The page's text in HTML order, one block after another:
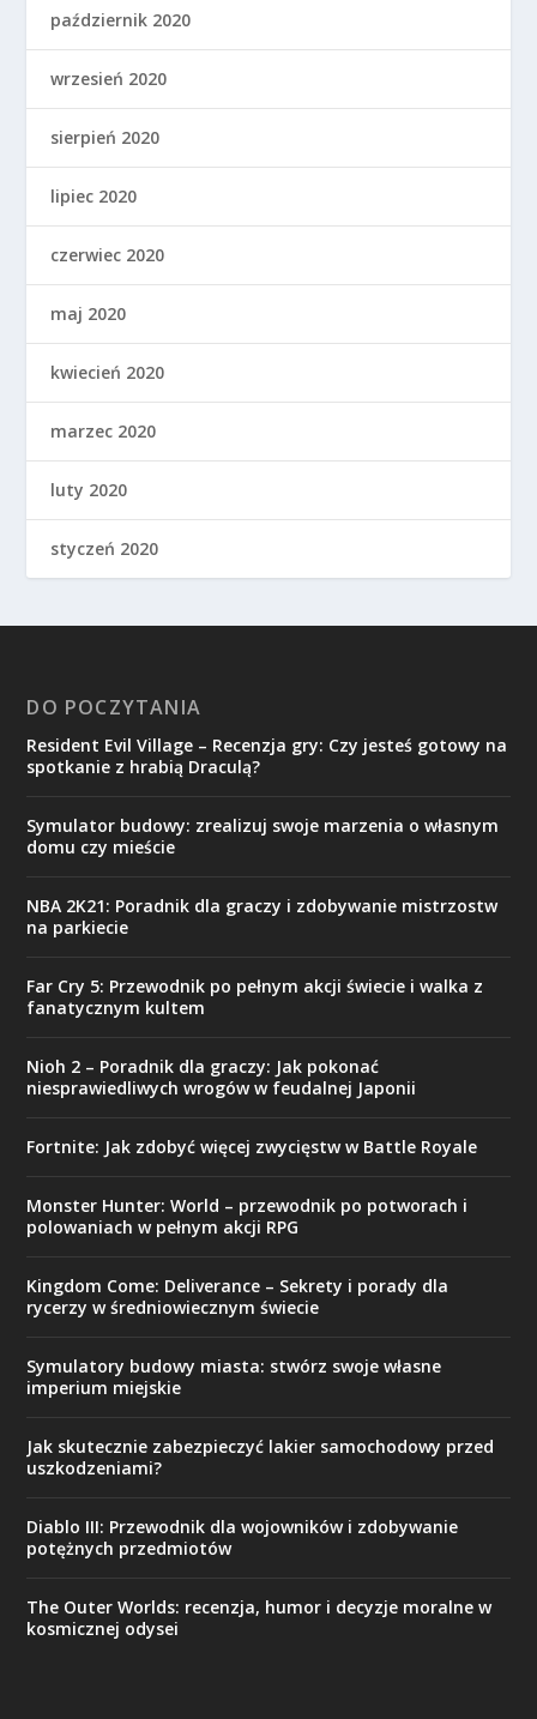
październik 2020
wrzesień 2020
sierpień 2020
lipiec 2020
czerwiec 2020
maj 2020
kwiecień 2020
marzec 2020
luty 2020
styczeń 2020
DO POCZYTANIA
Resident Evil Village – Recenzja gry: Czy jesteś gotowy na
spotkanie z hrabią Draculą?
Symulator budowy: zrealizuj swoje marzenia o własnym
domu czy mieście
NBA 2K21: Poradnik dla graczy i zdobywanie mistrzostw
na parkiecie
Far Cry 5: Przewodnik po pełnym akcji świecie i walka z
fanatycznym kultem
Nioh 2 – Poradnik dla graczy: Jak pokonać
niesprawiedliwych wrogów w feudalnej Japonii
Fortnite: Jak zdobyć więcej zwycięstw w Battle Royale
Monster Hunter: World – przewodnik po potworach i
polowaniach w pełnym akcji RPG
Kingdom Come: Deliverance – Sekrety i porady dla
rycerzy w średniowiecznym świecie
Symulatory budowy miasta: stwórz swoje własne
imperium miejskie
Jak skutecznie zabezpieczyć lakier samochodowy przed
uszkodzeniami?
Diablo III: Przewodnik dla wojowników i zdobywanie
potężnych przedmiotów
The Outer Worlds: recenzja, humor i decyzje moralne w
kosmicznej odysei